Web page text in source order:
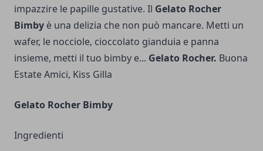
impazzire le papille gustative. Il Gelato Rocher
Bimby è una delizia che non può mancare. Metti un
wafer, le nocciole, cioccolato gianduia e panna
insieme, metti il tuo bimby e... Gelato Rocher. Buona
Estate Amici, Kiss Gilla
Gelato Rocher Bimby
Ingredienti